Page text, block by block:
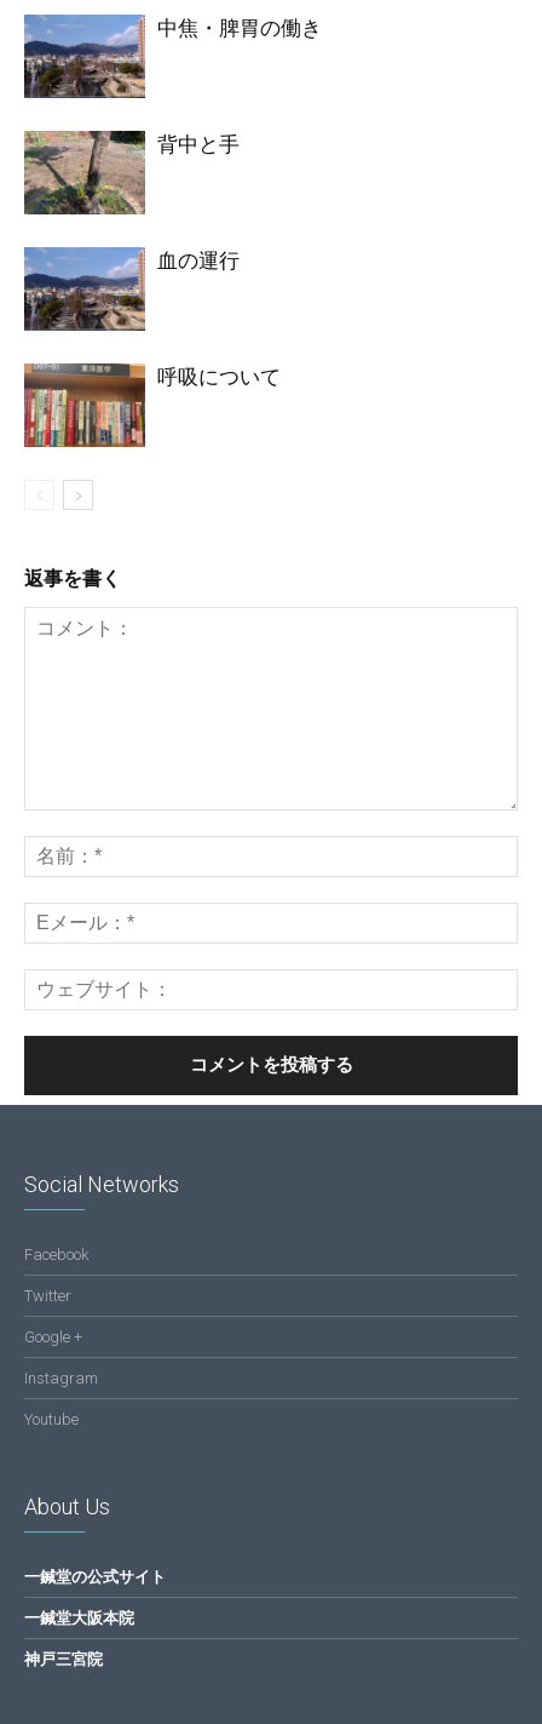
中焦・脾胃の働き
背中と手
血の運行
呼吸について
返事を書く
Social Networks
Facebook
Twitter
Google +
Instagram
Youtube
About Us
一鍼堂の公式サイト
一鍼堂大阪本院
神戸三宮院